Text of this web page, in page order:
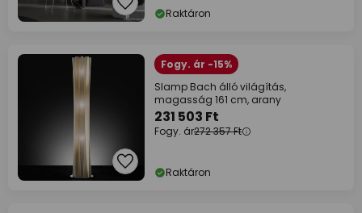
Raktáron
Fogy. ár -15%
Slamp Bach álló világítás,
magasság 161 cm, arany
231 503 Ft
Fogy. ár272 357 Ft
Raktáron